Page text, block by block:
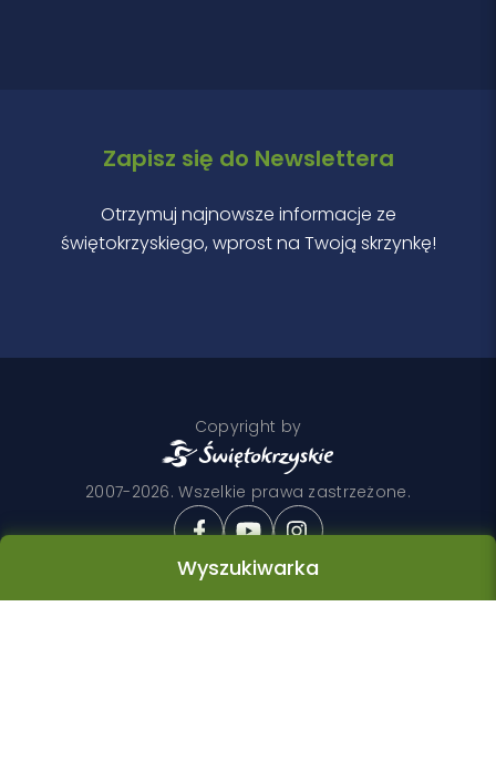
Wyszukiwarka
Zapisz się do Newslettera
Otrzymuj najnowsze informacje ze
świętokrzyskiego, wprost na Twoją skrzynkę!
Copyright by
2007-2026. Wszelkie prawa zastrzeżone.
Realizacja